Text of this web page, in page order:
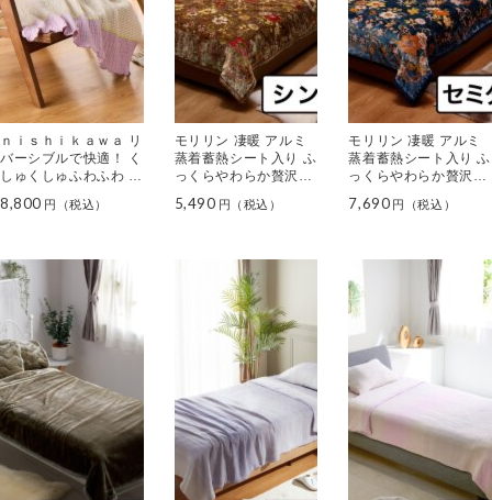
ｎｉｓｈｉｋａｗａ リ
バーシブルで快適！ く
しゅくしゅふわふわ 日
コットンケット ＜ハー
8,800
モリリン 凄暖 アルミ
蒸着蓄熱シート入り ふ
っくらやわらか贅沢毛
5,490
モリリン 凄暖 アルミ
蒸着蓄熱シート入り ふ
っくらやわらか贅沢毛
7,690